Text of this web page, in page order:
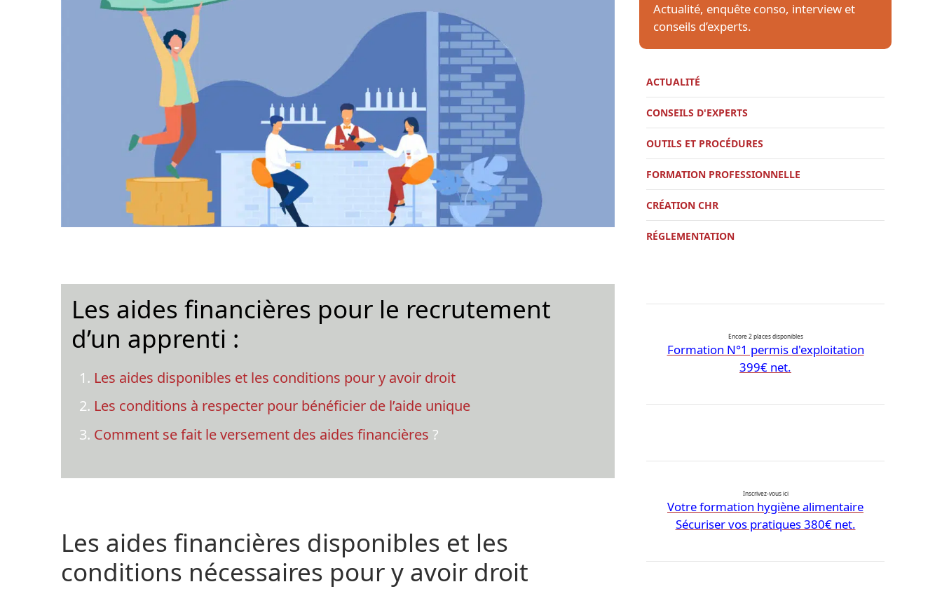
Les aides financières pour le recrutement
d’un apprenti :
Les aides disponibles et les conditions pour y avoir droit
Les conditions à respecter pour bénéficier de l’aide unique
Comment se fait le versement des aides financières ?
Les aides financières disponibles et les
conditions nécessaires pour y avoir droit
Actualité, enquête conso, interview et
conseils d’experts.
ACTUALITÉ
CONSEILS D'EXPERTS
OUTILS ET PROCÉDURES
FORMATION PROFESSIONNELLE
CRÉATION CHR
RÉGLEMENTATION
Encore 2 places disponibles
Formation N°1 permis d'exploitation
399€ net.
Inscrivez-vous ici
Votre formation hygiène alimentaire
Sécuriser vos pratiques 380€ net.